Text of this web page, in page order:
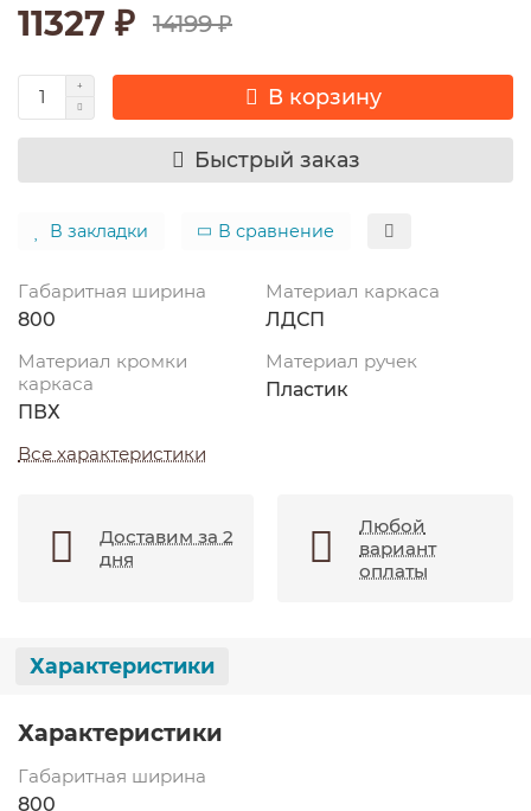
11327 ₽ 14199 ₽
В корзину
Быстрый заказ
В закладки В сравнение
Габаритная ширина
800
Материал каркаса
ЛДСП
Материал кромки
каркаса
ПВХ
Материал ручек
Пластик
Все характеристики
Доставим за 2
дня
Любой
вариант
оплаты
Характеристики
Характеристики
Габаритная ширина
800